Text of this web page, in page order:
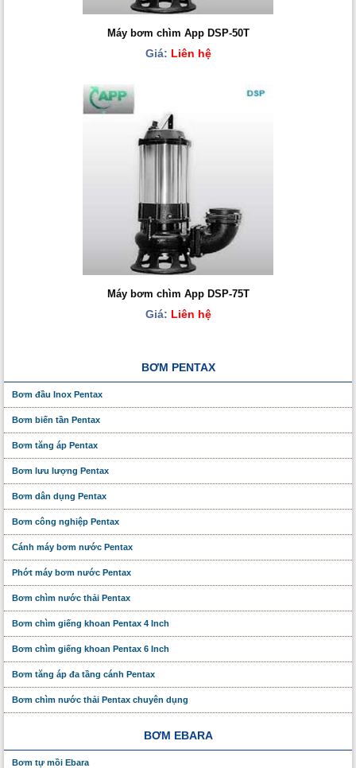
Máy bơm chìm App DSP-50T
Giá: Liên hệ
Máy bơm chìm App DSP-75T
Giá: Liên hệ
BƠM PENTAX
Bơm đầu Inox Pentax
Bơm biến tần Pentax
Bơm tăng áp Pentax
Bơm lưu lượng Pentax
Bơm dân dụng Pentax
Bơm công nghiệp Pentax
Cánh máy bơm nước Pentax
Phớt máy bơm nước Pentax
Bơm chìm nước thải Pentax
Bơm chìm giếng khoan Pentax 4 Inch
Bơm chìm giếng khoan Pentax 6 Inch
Bơm tăng áp đa tầng cánh Pentax
Bơm chìm nước thải Pentax chuyên dụng
BƠM EBARA
Bơm tự mồi Ebara